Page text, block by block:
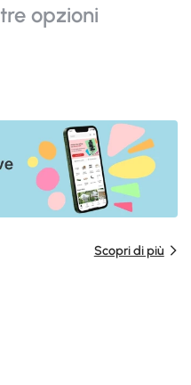
opzioni
Scopri di più